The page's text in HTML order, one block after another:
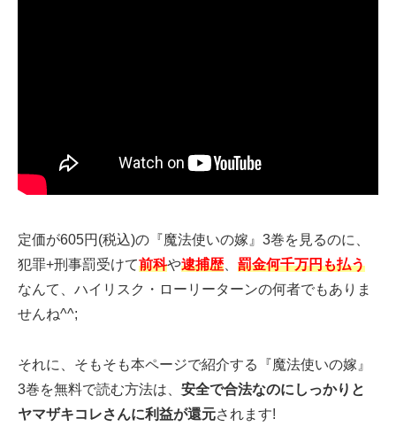
定価が605円(税込)の『魔法使いの嫁』3巻を見るのに、
犯罪+刑事罰受けて前科や逮捕歴、 罰金何千万円も払う
なんて、ハイリスク・ローリーターンの何者でもありま
せんね^^;
それに、そもそも本ページで紹介する『魔法使いの嫁』
3巻を無料で読む方法は、 安全で合法なのにしっかりと
ヤマザキコレさんに利益が還元されます!